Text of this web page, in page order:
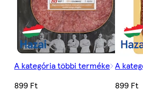
A kategória többi terméke
899 Ft
A
899 Ft